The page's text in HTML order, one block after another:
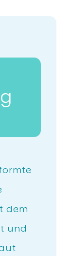
dem
und